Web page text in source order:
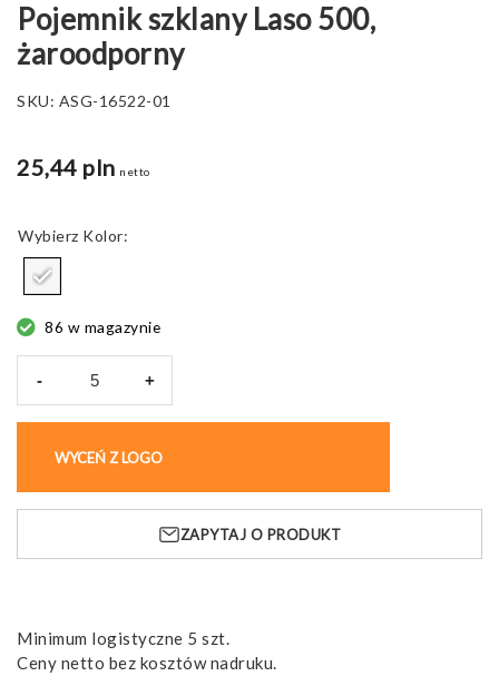
Pojemnik szklany Laso 500,
żaroodporny
SKU: ASG-16522-01
25,44 pln netto
Kolor
86 w magazynie
-
500,
żaroodporny
+
WYCEŃ Z LOGO
ZAPYTAJ O PRODUKT
Minimum logistyczne 5 szt.
Ceny netto bez kosztów nadruku.